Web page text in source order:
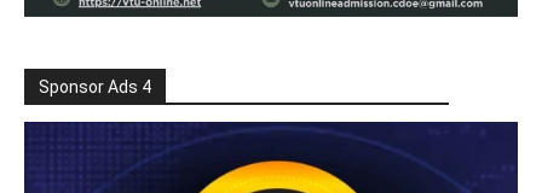
Sponsor Ads 4